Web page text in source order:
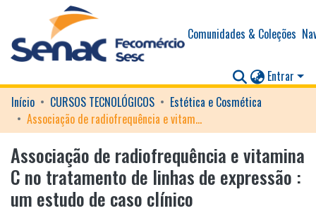
Comunidades & Coleções
Entrar
Início
CURSOS TECNOLÓGICOS
Estética e Cosmética
Associação de radiofrequência e vitamina C no tratamento de linhas de expressão : um estudo de caso clínico
Associação de radiofrequência e vitamina
C no tratamento de linhas de expressão :
um estudo de caso clínico